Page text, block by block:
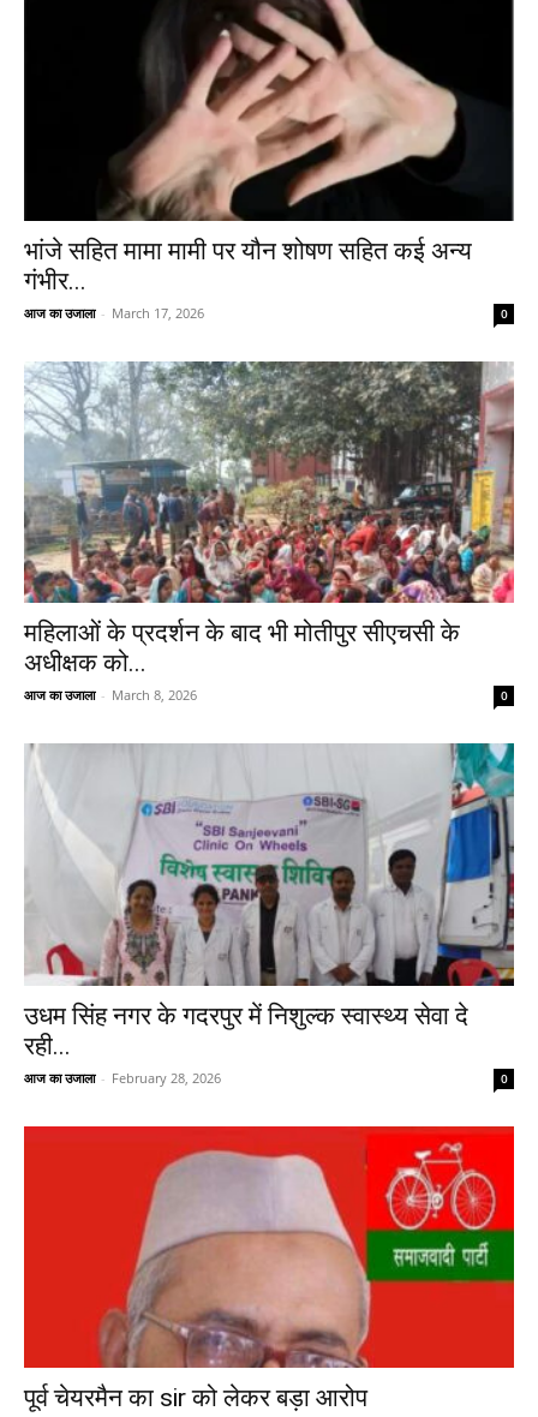
भांजे सहित मामा मामी पर यौन शोषण सहित कई अन्य
गंभीर...
आज का उजाला - March 17, 2026 0
महिलाओं के प्रदर्शन के बाद भी मोतीपुर सीएचसी के
अधीक्षक को...
आज का उजाला - March 8, 2026 0
उधम सिंह नगर के गदरपुर में निशुल्क स्वास्थ्य सेवा दे
रही...
आज का उजाला - February 28, 2026 0
पूर्व चेयरमैन का sir को लेकर बड़ा आरोप